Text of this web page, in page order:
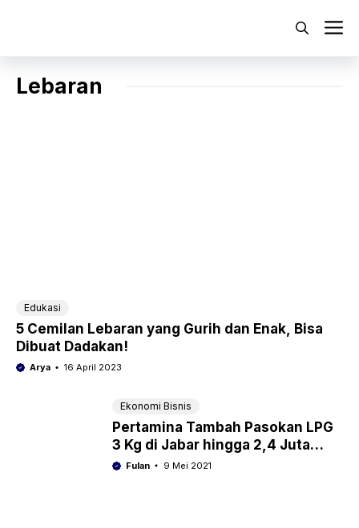
Lebaran
Edukasi
5 Cemilan Lebaran yang Gurih dan Enak, Bisa
Dibuat Dadakan!
Arya 16 April 2023
Ekonomi Bisnis
Pertamina Tambah Pasokan LPG
3 Kg di Jabar hingga 2,4 Juta
Tabung
Fulan 9 Mei 2021